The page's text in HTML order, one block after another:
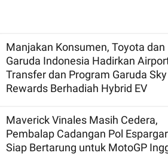
Manjakan Konsumen, Toyota dan
Garuda Indonesia Hadirkan
Transfer dan Program Garuda Sky
Rewards Berhadiah Hybrid EV
Maverick Vinales Masih Cedera,
Pembalap Cadangan Pol
Siap Bertarung untuk MotoGP